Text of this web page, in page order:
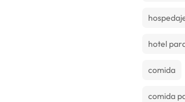
hotel
comida
comida